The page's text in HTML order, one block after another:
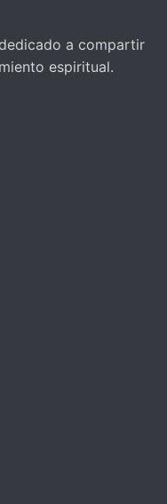
a compartir
espiritual.